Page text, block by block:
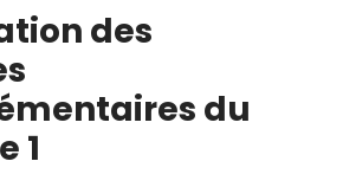
des
du
1